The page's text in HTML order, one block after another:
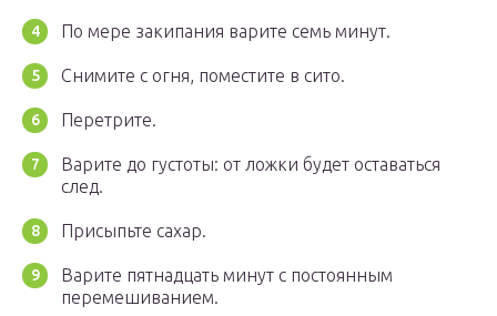
По мере закипания варите семь минут.
Снимите с огня, поместите в сито.
Перетрите.
Варите до густоты: от ложки будет оставаться
след.
Присыпьте сахар.
Варите пятнадцать минут с постоянным
перемешиванием.